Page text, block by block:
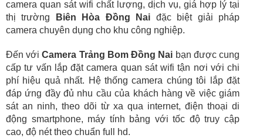
camera quan sát wifi chất lượng, dịch vụ, giá hợp lý tại
thị trường Biên Hòa Đồng Nai đặc biệt giải pháp
camera chuyên dụng cho khu công nghiệp.
Đến vớiCamera Trảng Bom Đồng Nai bạn được cung
cấp tư vấn lắp đặt camera quan sát wifi tận nơi với chi
phí hiệu quả nhất. Hệ thống camera chúng tôi lắp đặt
đáp ứng đầy đủ nhu cầu của khách hàng về việc giám
sát an ninh, theo dõi từ xa qua internet, điện thoại di
động smartphone, máy tính bảng với tốc độ truy cập
cao, độ nét theo chuẩn full hd.